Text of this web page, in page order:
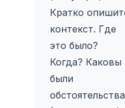
Кратко
контекст. Где
это было?
Когда? Каковы
были